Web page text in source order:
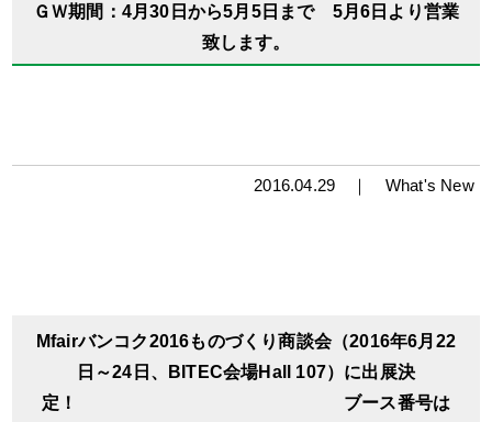
ＧＷ期間：4月30日から5月5日まで 5月6日より営業
致します。
2016.04.29 ｜ What's New
Mfairバンコク2016ものづくり商談会（2016年6月22
日～24日、BITEC会場Hall 107）に出展決
定！ ブース番号は